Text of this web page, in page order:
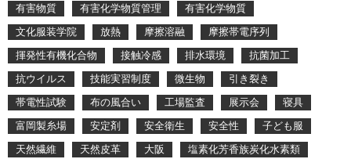
有害物質
有害化学物質管理
有害化学物質
文化服装学院
放熱 摩擦溶融
摩擦帯電序列
揮発性有機化合物
接触冷感 排水環境
抗菌加工
抗ウイルス
技能実習制度 微生物
引き裂き
帯電性試験
布の風合い 工場監査 展示会
寝具
富岡製糸場
安定剤 安全衛生 安全性
子ども服
天然繊維
天然皮革 大阪
塩素化芳香族炭化水素類